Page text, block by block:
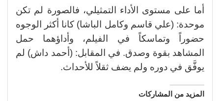
أما على مستوى الأداء التمثيلي، فالصورة لم تكن
موحدة: (علي قاسم وكامل الباشا) كانا أكثر الوجوه
حضوراً وتماسكاً في الفيلم، وأداؤهما حمل
المشاهد بقوة وصدق. في المقابل: (أحمد داش) لم
يوفَّق في دوره ولم يضف ثقلاً للأحداث.
المزيد من المشاركات